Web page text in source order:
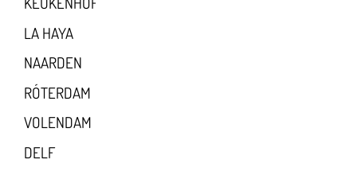
LA HAYA
NAARDEN
RÓTERDAM
VOLENDAM
DELF